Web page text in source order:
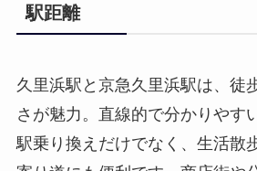
駅距離
久里浜駅と京急久里浜駅は、徒
さが魅力。直線的で分かりやす
駅乗り換えだけでなく、生活散